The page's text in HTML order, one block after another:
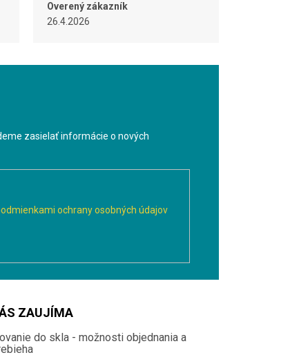
Overený zákazník
26.4.2026
zasielať informácie o nových
ochrany osobných údajov
ZAUJÍMA
do skla - možnosti objednania a